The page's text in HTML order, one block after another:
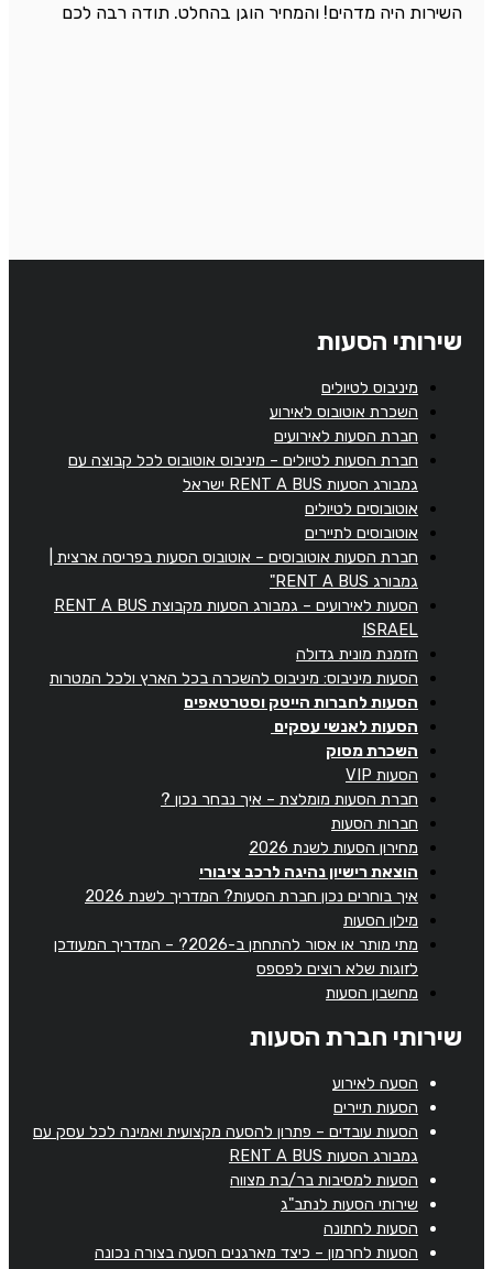
השירות היה מדהים! והמחיר הוגן בהחלט. תודה רבה לכם
שירותי הסעות
מיניבוס לטיולים
השכרת אוטובוס לאירוע
חברת הסעות לאירועים
חברת הסעות לטיולים – מיניבוס אוטובוס לכל קבוצה עם
גמבורג הסעות RENT A BUS ישראל
אוטובוסים לטיולים
אוטובוסים לתיירים
חברת הסעות אוטובוסים – אוטובוס הסעות בפריסה ארצית |
גמבורג RENT A BUS"
הסעות לאירועים – גמבורג הסעות מקבוצת RENT A BUS
ISRAEL
הזמנת מונית גדולה
הסעות מיניבוס: מיניבוס להשכרה בכל הארץ ולכל המטרות
הסעות לחברות הייטק וסטרטאפים
הסעות לאנשי עסקים
השכרת מסוק
הסעות VIP
חברת הסעות מומלצת – איך נבחר נכון ?
חברות הסעות
מחירון הסעות לשנת 2026
הוצאת רישיון נהיגה לרכב ציבורי
איך בוחרים נכון חברת הסעות? המדריך לשנת 2026
מילון הסעות
מתי מותר או אסור להתחתן ב-2026? – המדריך המעודכן
לזוגות שלא רוצים לפספס
מחשבון הסעות
שירותי חברת הסעות
הסעה לאירוע
הסעות תיירים
הסעות עובדים – פתרון להסעה מקצועית ואמינה לכל עסק עם
גמבורג הסעות RENT A BUS
הסעות למסיבות בר/בת מצווה
שירותי הסעות לנתב"ג
הסעות לחתונה
הסעות לחרמון – כיצד מארגנים הסעה בצורה נכונה